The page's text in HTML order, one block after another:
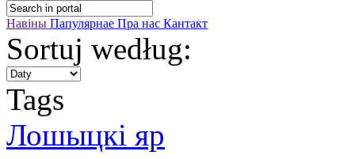
Навіны Папулярнае Пра нас Кантакт
Sortuj według:
Tags
Лошыцкі яр